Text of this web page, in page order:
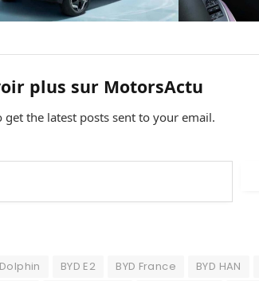
plus sur MotorsActu
get the latest posts sent to your email.
BYD E2 BYD France BYD HAN